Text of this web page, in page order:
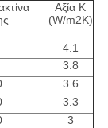
Αξία K
(W/m2K)
4.1
3.8
3.6
3.3
3